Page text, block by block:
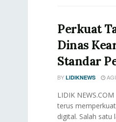
Perkuat
Dinas
Standar
BY LIDIKNEWS
LIDIK
terus
digital. Salah satu